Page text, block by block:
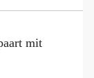
mit